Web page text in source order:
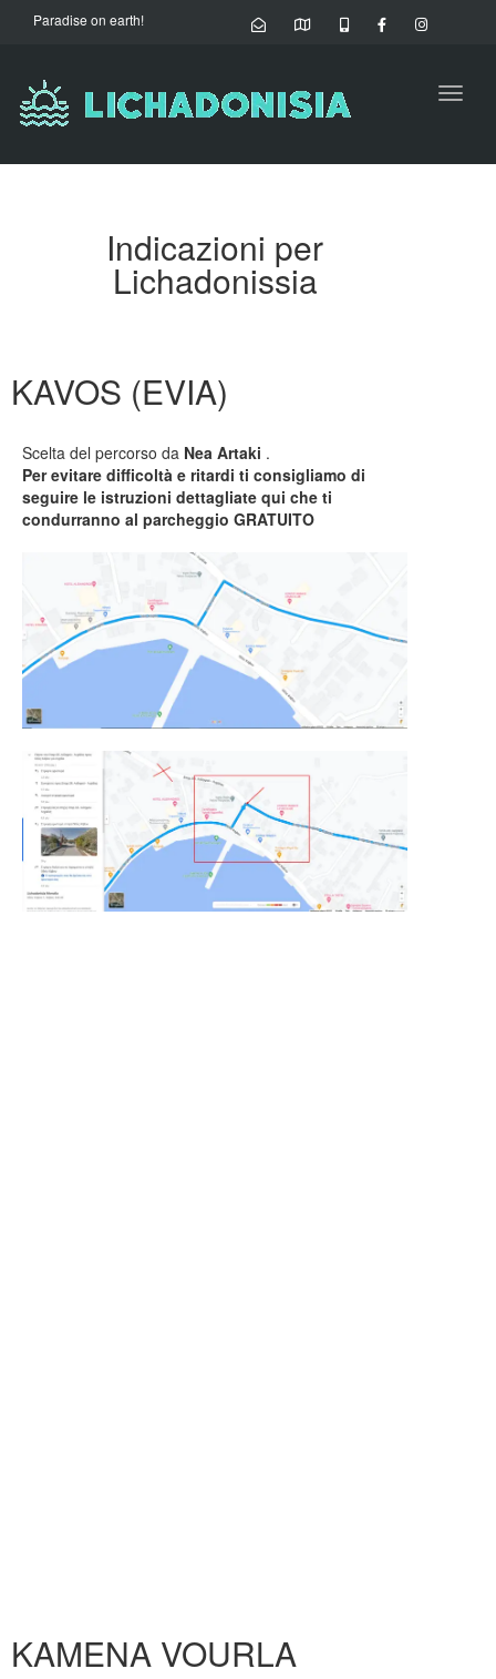
Paradise on earth!
Toggle
Indicazioni per
Lichadonissia
KAVOS (EVIA)
Scelta del percorso da Nea Artaki .
Per evitare difficoltà e ritardi ti consigliamo di
seguire le istruzioni dettagliate qui che ti
condurranno al parcheggio GRATUITO
KAMENA VOURLA